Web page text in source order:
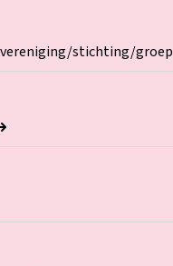
stichting/groep